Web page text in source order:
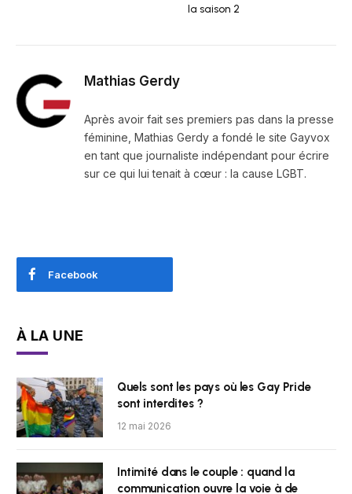
la saison 2
Mathias Gerdy
Après avoir fait ses premiers pas dans la presse
féminine, Mathias Gerdy a fondé le site Gayvox
en tant que journaliste indépendant pour écrire
sur ce qui lui tenait à cœur : la cause LGBT.
Facebook
À LA UNE
Quels sont les pays où les Gay Pride
sont interdites ?
12 mai 2026
Intimité dans le couple : quand la
communication ouvre la voie à de